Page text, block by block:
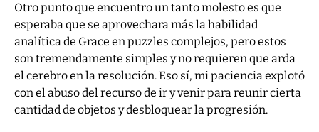
Otro punto que encuentro un tanto molesto es que
esperaba que se aprovechara más la habilidad
analítica de Grace en puzzles complejos, pero estos
son tremendamente simples y no requieren que arda
el cerebro en la resolución. Eso sí, mi paciencia explotó
con el abuso del recurso de ir y venir para reunir cierta
cantidad de objetos y desbloquear la progresión.